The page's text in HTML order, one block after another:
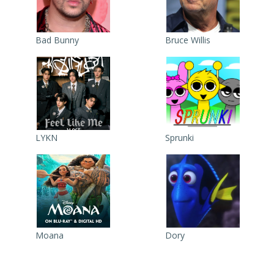
Bad Bunny Bruce Willis
LYKN Sprunki
Moana Dory